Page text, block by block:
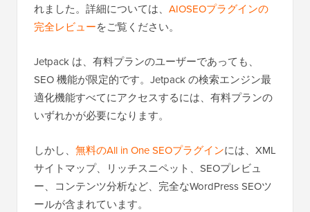
れました。詳細については、 AIOSEOプラグインの
完全レビューをご覧ください。
Jetpack は、有料プランのユーザーであっても、
SEO 機能が限定的です。Jetpack の検索エンジン最
適化機能すべてにアクセスするには、有料プランの
いずれかが必要になります。
しかし、 無料のAll in One SEOプラグインには、XML
サイトマップ、リッチスニペット、SEOプレビュ
ー、コンテンツ分析など、完全なWordPress SEOツ
ールが含まれています。